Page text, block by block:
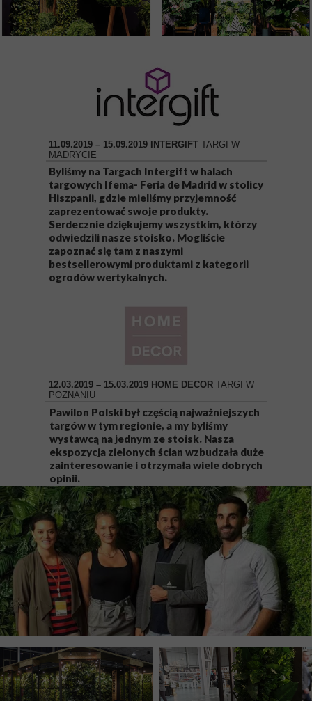
11.09.2019 – 15.09.2019 INTERGIFT TARGI W
MADRYCIE
Byliśmy na Targach Intergift w halach
targowych Ifema- Feria de Madrid w stolicy
Hiszpanii, gdzie mieliśmy przyjemność
zaprezentować swoje produkty.
Serdecznie dziękujemy wszystkim, którzy
odwiedzili nasze stoisko. Mogliście
zapoznać się tam z naszymi
bestsellerowymi produktami z kategorii
ogrodów wertykalnych.
12.03.2019 – 15.03.2019 HOME DECOR TARGI W
POZNANIU
Pawilon Polski był częścią najważniejszych
targów w tym regionie, a my byliśmy
wystawcą na jednym ze stoisk. Nasza
ekspozycja zielonych ścian wzbudzała duże
zainteresowanie i otrzymała wiele dobrych
opinii.